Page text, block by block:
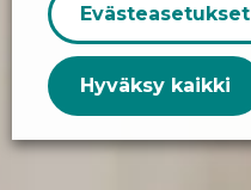
Evästeasetukset
Hyväksy kaikki